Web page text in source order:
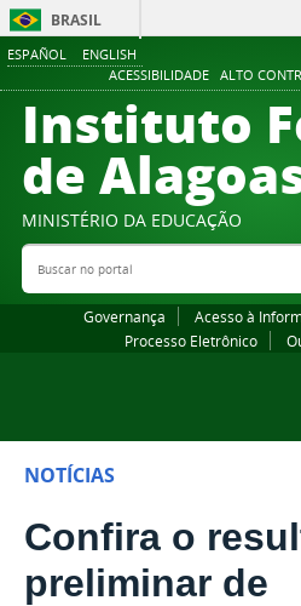
ESPAÑOL ENGLISH
ACESSIBILIDADE ALTO
BRASIL
Instituto
de
MINISTÉRIO DA EDUCAÇÃO
Buscar no portal
Governança Acesso à
Processo Eletrônico
NOTÍCIAS
Confira o
preliminar de